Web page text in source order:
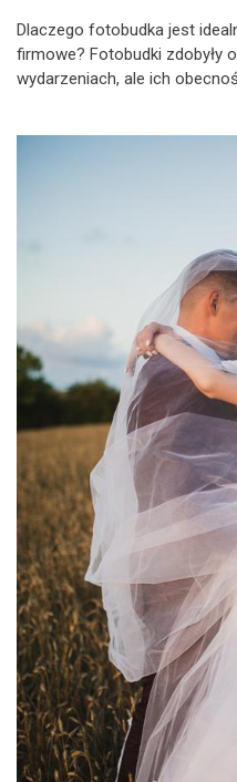
Dlaczego fotobudka jest
firmowe? Fotobudki zdobyły
wydarzeniach, ale ich